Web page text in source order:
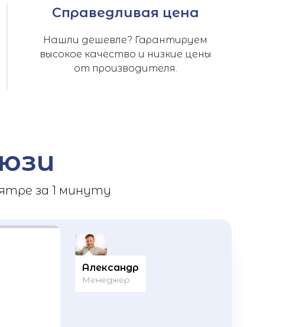
Справедливая цена
Нашли дешевле? Гарантируем
высокое качество и низкие цены
от производителя.
за 1 минуту
Александр
Менеджер